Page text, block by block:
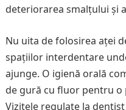
deteriorarea smalțului și
Nu uita de folosirea aței
spațiilor interdentare
ajunge. O igienă orală
de gură cu fluor pentru
Vizitele regulate la